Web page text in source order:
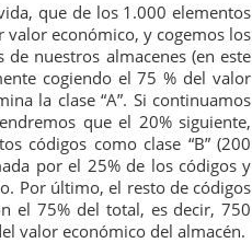
que de los 1.000 elementos
económico, y cogemos los
nuestros almacenes (en este
cogiendo el 75 % del valor
la clase “A”. Si continuamos
que el 20% siguiente,
códigos como clase “B” (200
por el 25% de los códigos y
Por último, el resto de códigos
el 75% del total, es decir, 750
valor económico del almacén.